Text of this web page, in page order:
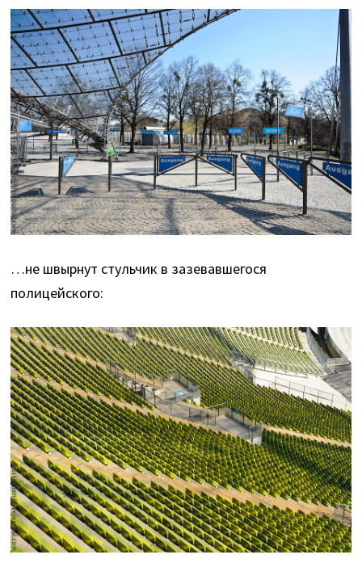
…не швырнут стульчик в зазевавшегося
полицейского: